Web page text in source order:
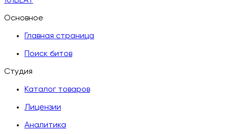
Основное
Главная страница
Поиск битов
Студия
Каталог товаров
Лицензии
Аналитика